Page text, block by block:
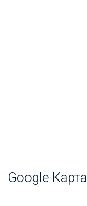
Google Карта